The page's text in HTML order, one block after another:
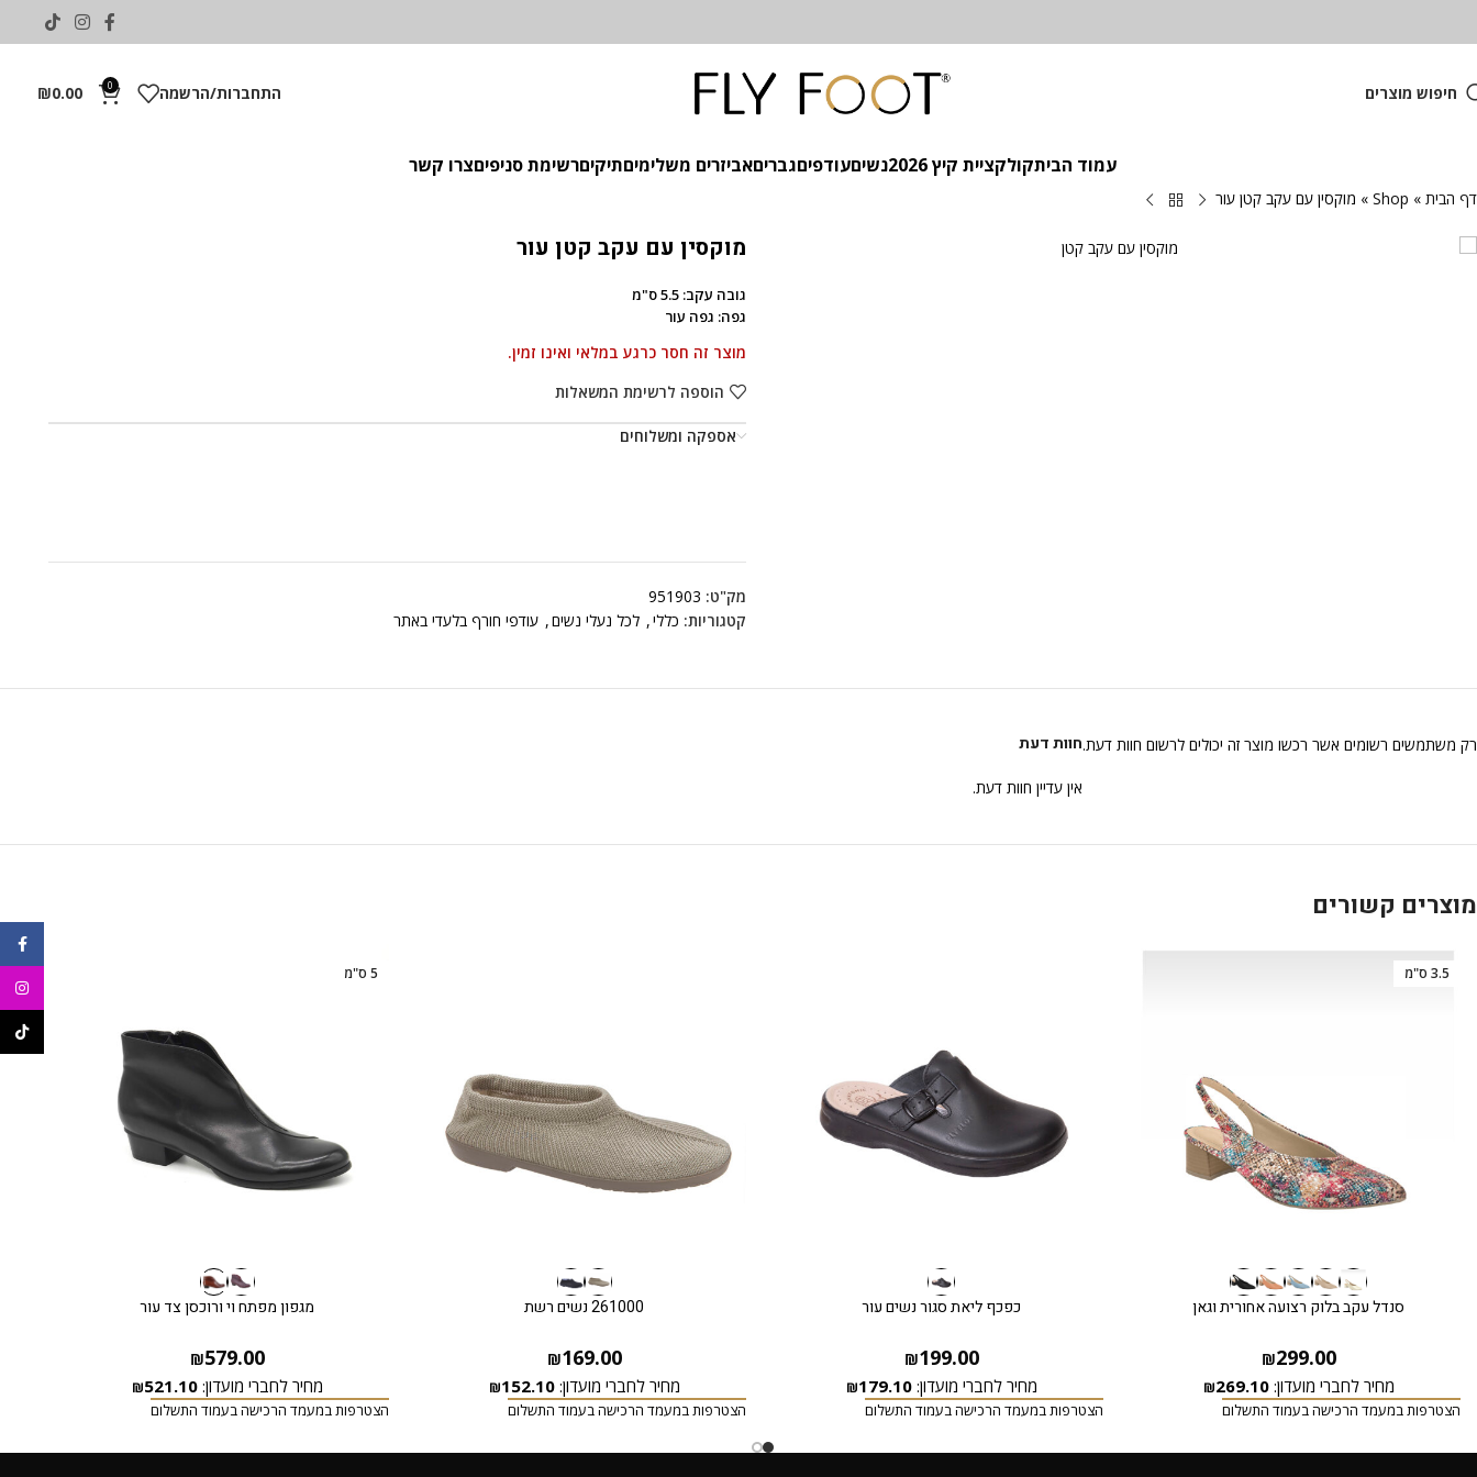
חיפוש מוצרים התחברות/הרשמה 0
₪0.00
עמוד הביתקולקציית קיץ 2026 נשיםעודפיםגבריםאביזרים משלימיםתיקיםרשימת סניפיםצרו קשר
דף הבית »
Shop
» מוקסין עם עקב קטן עור
מוקסין עם עקב קטן עור
גובה עקב: 5.5 ס"מ
גפה: גפה עור
מוצר זה חסר כרגע במלאי ואינו זמין.
הוספה לרשימת המשאלות
אספקה ומשלוחים
מק"ט: 951903
קטגוריות: כללי, לכל נעלי נשים, עודפי חורף בלעדי באתר
חוות דעת
אין עדיין חוות דעת.
רק משתמשים רשומים אשר רכשו מוצר זה יכולים לרשום חוות דעת.
מוצרים קשורים
3.5 ס"מ
סנדל עקב בלוק רצועה אחורית וגאן
₪299.00
מחיר לחברי מועדון: ₪269.10
הצטרפות במעמד הרכישה בעמוד התשלום
כפכף ליאת סגור נשים עור
₪199.00
מחיר לחברי מועדון: ₪179.10
הצטרפות במעמד הרכישה בעמוד התשלום
261000 נשים רשת
₪169.00
מחיר לחברי מועדון: ₪152.10
הצטרפות במעמד הרכישה בעמוד התשלום
5 ס"מ
מגפון מפתח וי ורוכסן צד עור
₪579.00
מחיר לחברי מועדון: ₪521.10
הצטרפות במעמד הרכישה בעמוד התשלום